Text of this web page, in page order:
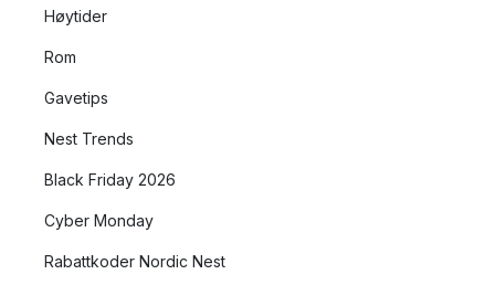
Høytider
Rom
Gavetips
Nest Trends
Black Friday 2026
Cyber Monday
Rabattkoder Nordic Nest